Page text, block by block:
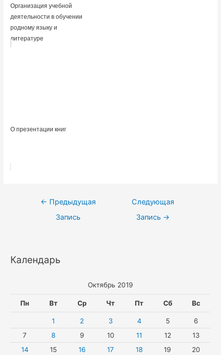
Организация учебной
деятельности в обучении
родному языку и
литературе
О презентации книг
Навигация
← Предыдущая
Запись
Следующая
Запись →
Календарь
Октябрь 2019
Пн Вт Ср Чт Пт Сб Вс
1 2 3 4 5
6
7
8 9 10 11 12
13
14
15 16 17 18 19 20